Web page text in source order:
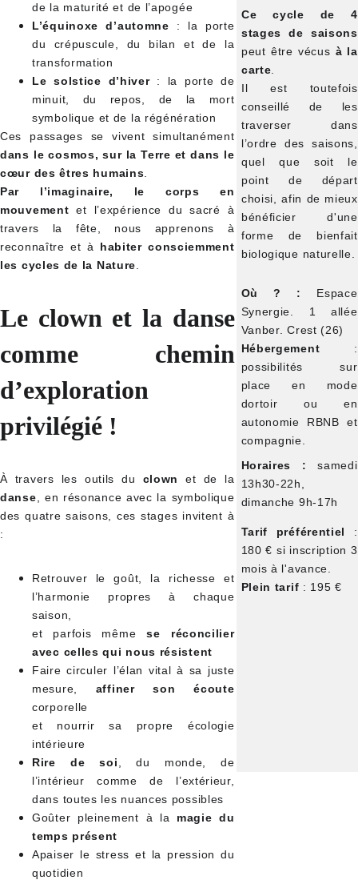
de la maturité et de l’apogée
L’équinoxe d’automne : la porte
du crépuscule, du bilan et de la
transformation
Le solstice d’hiver: la porte de
minuit, du repos, de la mort
symbolique et de la régénération
Ces passages se vivent simultanément
dans le cosmos, sur la Terre et dans le
cœur des êtres humains
Par l’imaginaire, le corps en
mouvement et l’expérience du sacré à
travers la fête, nous apprenons à
reconnaître et à habiter consciemment
les cycles de la Nature
Le clown et la danse
comme chemin
d’exploration
privilégié !
À travers les outils du clown
et de la
danse , en résonance avec la symbolique
des quatre saisons, ces stages invitent à
:
Retrouver le goût, la richesse et
l’harmonie propres à chaque
saison,
et parfois même se réconcilier
avec celles qui nous résistent
Faire circuler l’élan vital à sa juste
mesure, affiner son écoute
corporelle
et nourrir sa propre écologie
intérieure
Rire de soi , du monde, de
l’intérieur comme de l’extérieur,
dans toutes les nuances possibles
Goûter pleinement à la magie du
temps présent
Apaiser le stress et la pression du
quotidien
Où ? : Espace
Synergie. 1 allée
Vanber. Crest (26)
Hébergement :
possibilités sur
place en mode
dortoir ou en
autonomie RBNB et
compagnie.
Horaires :samedi
13h30-22h,
dimanche 9h-17h
Tarif préférentiel
:
180 € si inscription 3
mois à l'avance.
Plein tarif : 195 €
Ce cycle de 4
stages de saisons
peut être vécus à la
carte
Il est toutefois
conseillé de les
traverser dans
l’ordre des saisons,
quel que soit le
point de départ
choisi, afin de mieux
bénéficier d'une
forme de bienfait
biologique naturelle.